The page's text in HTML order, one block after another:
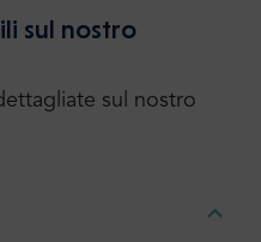
sul nostro
sul nostro